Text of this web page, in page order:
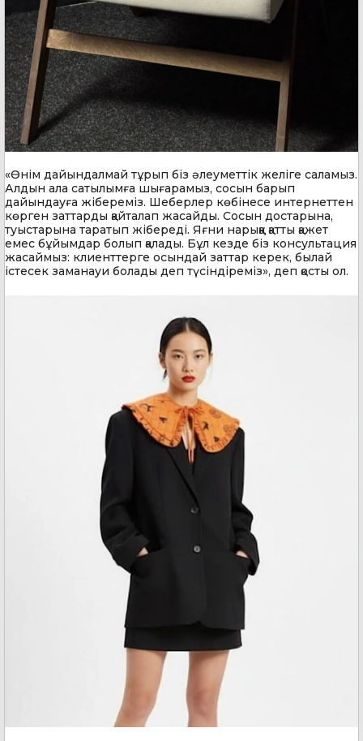
«Өнім дайындалмай тұрып біз әлеуметтік желіге саламыз.
Алдын ала сатылымға шығарамыз, сосын барып
дайындауға жібереміз. Шеберлер көбінесе интернеттен
көрген заттарды қайталап жасайды. Сосын достарына,
туыстарына таратып жібереді. Яғни нарыққа қатты қажет
емес бұйымдар болып қалады. Бұл кезде біз консультация
жасаймыз: клиенттерге осындай заттар керек, былай
істесек заманауи болады деп түсіндіреміз», деп қосты ол.